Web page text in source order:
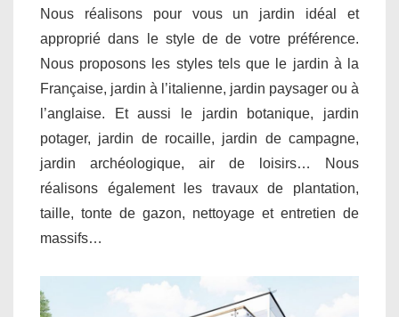
Nous réalisons pour vous un jardin idéal et
approprié dans le style de de votre préférence.
Nous proposons les styles tels que le jardin à la
Française, jardin à l’italienne, jardin paysager ou à
l’anglaise. Et aussi le jardin botanique, jardin
potager, jardin de rocaille, jardin de campagne,
jardin archéologique, air de loisirs… Nous
réalisons également les travaux de plantation,
taille, tonte de gazon, nettoyage et entretien de
massifs…